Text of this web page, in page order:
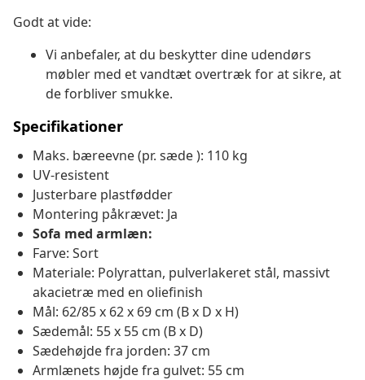
Godt at vide:
Vi anbefaler, at du beskytter dine udendørs
møbler med et vandtæt overtræk for at sikre, at
de forbliver smukke.
Specifikationer
Maks. bæreevne (pr. sæde ): 110 kg
UV-resistent
Justerbare plastfødder
Montering påkrævet: Ja
Sofa med armlæn:
Farve: Sort
Materiale: Polyrattan, pulverlakeret stål, massivt
akacietræ med en oliefinish
Mål: 62/85 x 62 x 69 cm (B x D x H)
Sædemål: 55 x 55 cm (B x D)
Sædehøjde fra jorden: 37 cm
Armlænets højde fra gulvet: 55 cm